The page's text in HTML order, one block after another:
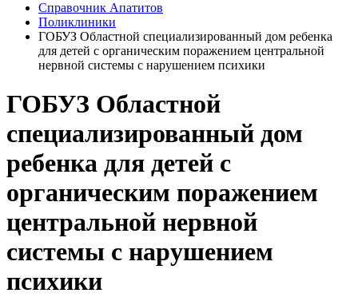
Справочник Апатитов
Поликлиники
ГОБУЗ Областной специализированный дом ребенка
для детей с органическим поражением центральной
нервной системы с нарушением психики
ГОБУЗ Областной
специализированный дом
ребенка для детей с
органическим поражением
центральной нервной
системы с нарушением
психики